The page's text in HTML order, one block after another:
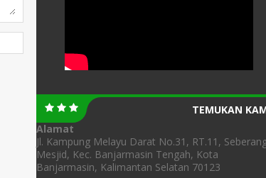
TEMUKAN
Alamat
Jl. Kampung Melayu Darat No.31, RT.11,
Mesjid, Kec. Banjarmasin Tengah, Kota
Banjarmasin, Kalimantan Selatan 70123